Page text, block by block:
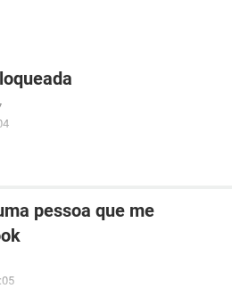
pessoa que me